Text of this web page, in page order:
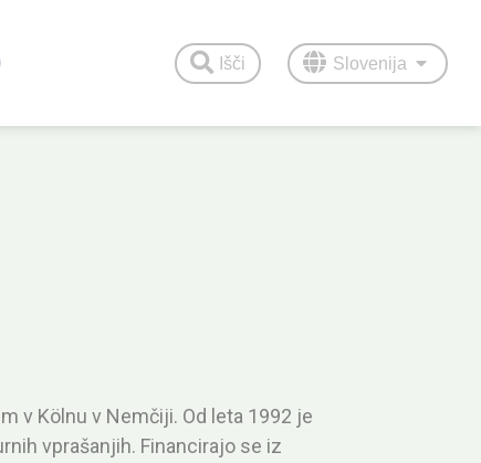
Išči Slovenija
v Kölnu v Nemčiji. Od leta 1992 je
vprašanjih. Financirajo se iz